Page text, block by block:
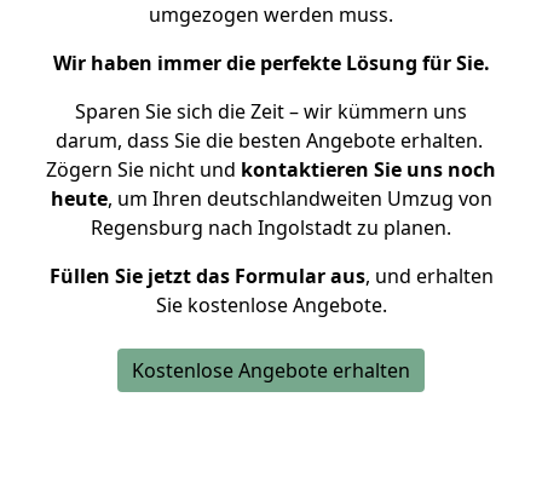
umgezogen werden muss.
Wir haben immer die perfekte Lösung für Sie.
Sparen Sie sich die Zeit – wir kümmern uns
darum, dass Sie die besten Angebote erhalten.
Zögern Sie nicht und kontaktieren Sie uns noch
heute, um Ihren deutschlandweiten Umzug von
Regensburg nach Ingolstadt zu planen.
Füllen Sie jetzt das Formular aus, und erhalten
Sie kostenlose Angebote.
Kostenlose Angebote erhalten